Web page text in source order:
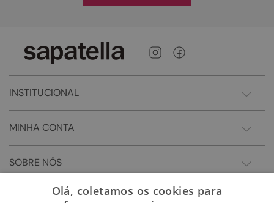
INSTITUCIONAL
MINHA CONTA
SOBRE NÓS
Olá, coletamos os cookies para